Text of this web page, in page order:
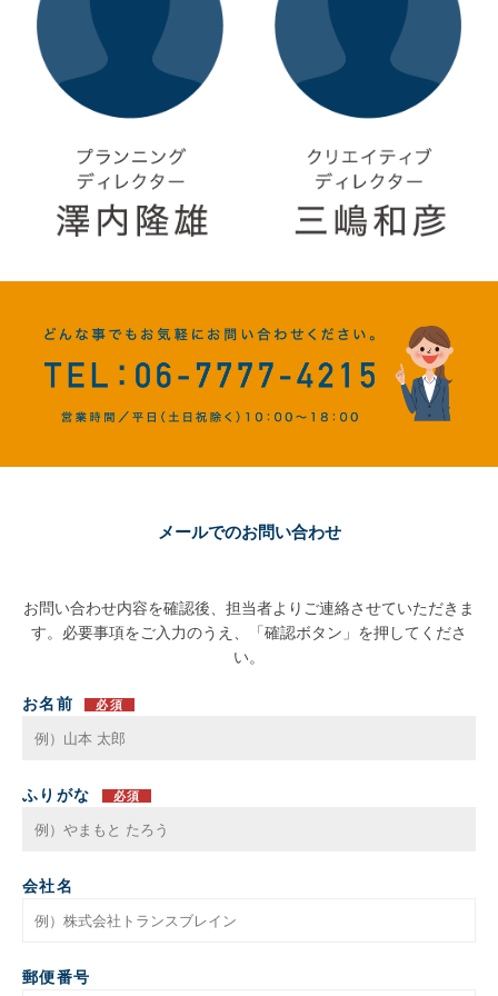
メールでのお問い合わせ
お問い合わせ内容を確認後、担当者よりご連絡させていただきま
す。必要事項をご入力のうえ、「確認ボタン」を押してくださ
い。
お名前 必須
ふりがな 必須
会社名
郵便番号